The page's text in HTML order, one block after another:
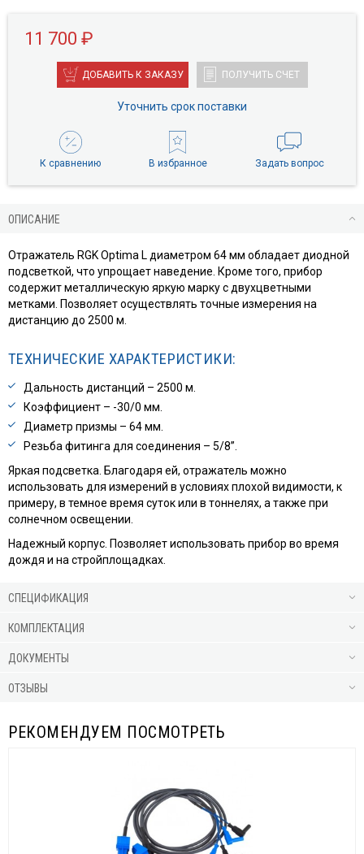
11 700 ₽
ДОБАВИТЬ К ЗАКАЗУ ПОЛУЧИТЬ СЧЕТ
Уточнить срок поставки
К сравнению В избранное Задать вопрос
ОПИСАНИЕ
Отражатель RGK Optima L диаметром 64 мм обладает диодной
подсветкой, что упрощает наведение. Кроме того, прибор
содержит металлическую яркую марку с двухцветными
метками. Позволяет осуществлять точные измерения на
дистанцию до 2500 м.
ТЕХНИЧЕСКИЕ ХАРАКТЕРИСТИКИ:
Дальность дистанций – 2500 м.
Коэффициент – -30/0 мм.
Диаметр призмы – 64 мм.
Резьба фитинга для соединения – 5/8”.
Яркая подсветка. Благодаря ей, отражатель можно
использовать для измерений в условиях плохой видимости, к
примеру, в темное время суток или в тоннелях, а также при
солнечном освещении.
Надежный корпус. Позволяет использовать прибор во время
дождя и на стройплощадках.
СПЕЦИФИКАЦИЯ
КОМПЛЕКТАЦИЯ
ДОКУМЕНТЫ
ОТЗЫВЫ
РЕКОМЕНДУЕМ ПОСМОТРЕТЬ